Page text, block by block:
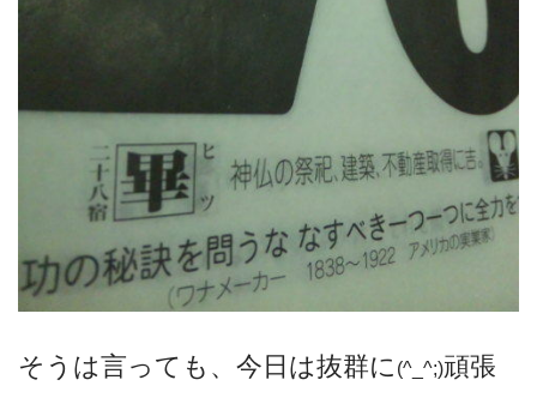
そうは言っても、今日は抜群に (^_^;)頑張